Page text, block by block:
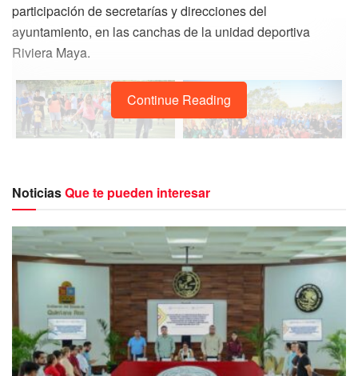
participación de secretarías y direcciones del
ayuntamiento, en las canchas de la unidad deportiva
Riviera Maya.
En el arranque del torneo, la presidenta municipal Lili
Campos dijo que “la salud es importante para Solidaridad.
Queremos que todas y todos estén sanos, que realicen
actividad física, con ello prevenir enfermedades y además
fomentar la sana convivencia”.
Por su parte, el secretario de salud Carlos Contreras
agradeció la participación y apoyo para la realización de
este primer torneo, el cual contribuye a la salud mental por
Continue Reading
NoticiasQue te pueden interesar